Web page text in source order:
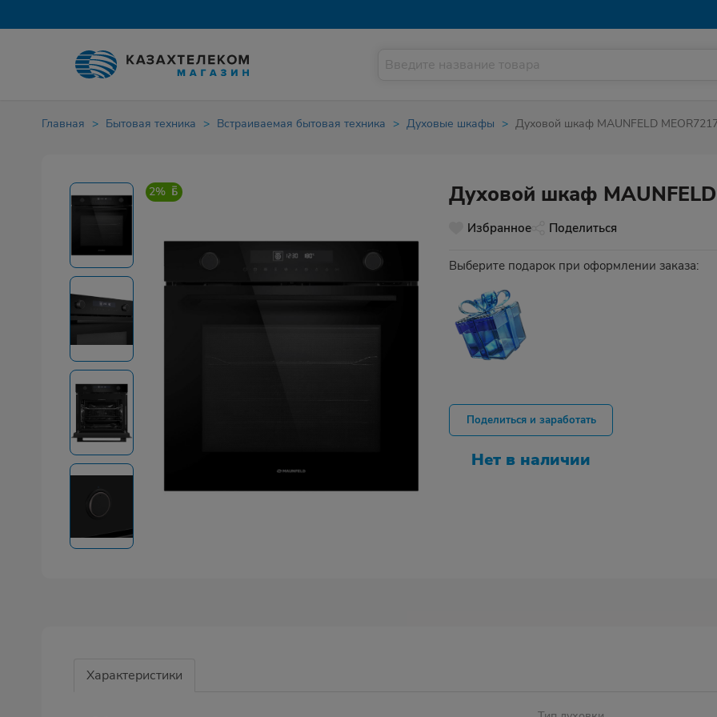
Главная Бытовая техника Встраиваемая бытовая техника Духовые шкафы Духовой шкаф MAUNFELD
2% Духовой шкаф
Избранное Поделиться
Выберите подарок при оформлении заказа:
Поделиться и заработать
Нет в наличии
Характеристики